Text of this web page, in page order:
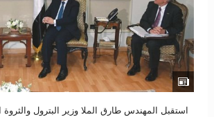
استقبل المهندس طارق الملا وزير البترول والثروة